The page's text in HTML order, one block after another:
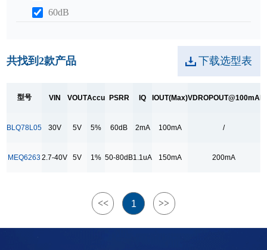
60dB
1.1uA
IOUT(Max)
VDROPOUT@100mA
Package
共找到2款产品 下载选型表
型号 VIN VOUTAccu PSRR IQ IOUT(Max)VDROPOUT@100mA
BLQ78L05 30V 5V 5% 60dB 2mA 100mA /
MEQ62632.7-40V 5V 1% 50-80dB1.1uA 150mA 200mA
<< 1 >>